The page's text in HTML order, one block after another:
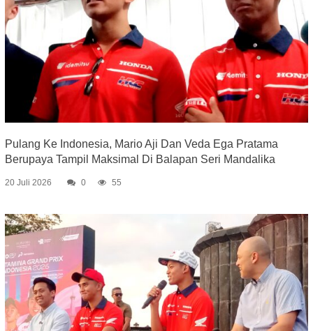
Pulang Ke Indonesia, Mario Aji Dan Veda Ega Pratama
Berupaya Tampil Maksimal Di Balapan Seri Mandalika
20 Juli 2026 0 55